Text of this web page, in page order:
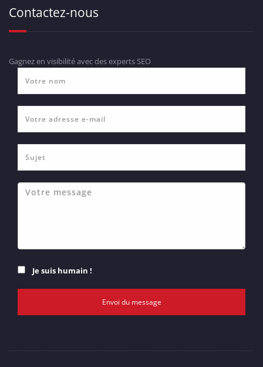
Contactez-nous
Gagnez en visibilité avec des experts SEO
Je suis humain !
Envoi du message